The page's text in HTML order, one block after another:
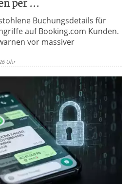
per ...
Buchungsdetails für
auf Booking.com Kunden.
vor massiver
Uhr